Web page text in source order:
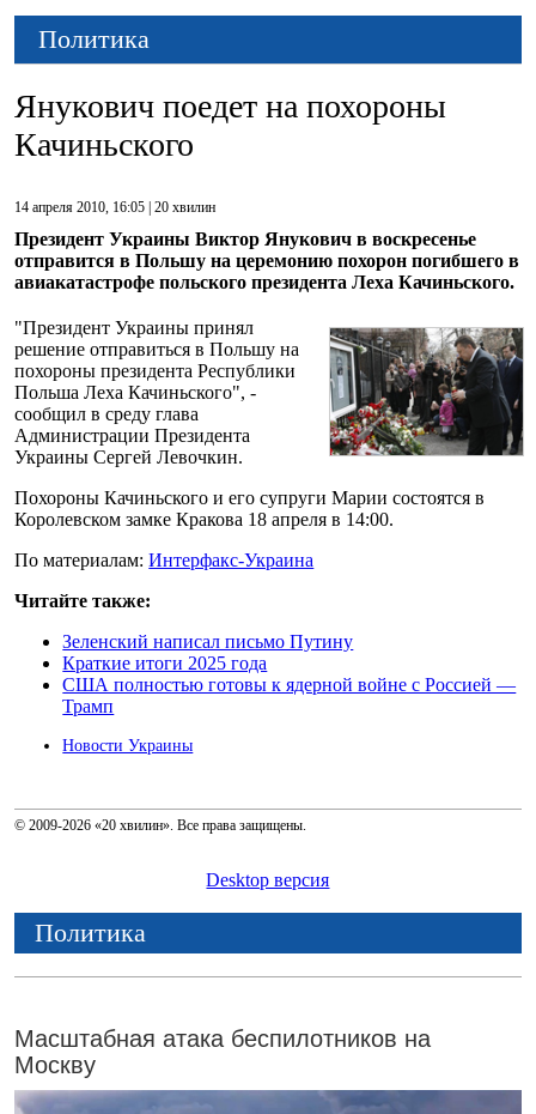
Политика
Янукович поедет на похороны
Качиньского
14 апреля 2010, 16:05 |20 хвилин
Президент Украины Виктор Янукович в воскресенье
отправится в Польшу на церемонию похорон погибшего в
авиакатастрофе польского президента Леха Качиньского.
"Президент Украины принял
решение отправиться в Польшу на
похороны президента Республики
Польша Леха Качиньского", -
сообщил в среду глава
Администрации Президента
Украины Сергей Левочкин.
Похороны Качиньского и его супруги Марии состоятся в
Королевском замке Кракова 18 апреля в 14:00.
По материалам:Интерфакс-Украина
Читайте также:
Зеленский написал письмо Путину
Краткие итоги 2025 года
США полностью готовы к ядерной войне с Россией —
Трамп
Новости Украины
© 2009-2026 «20 хвилин». Все права защищены.
Desktop версия
Политика
Масштабная атака беспилотников на
Москву